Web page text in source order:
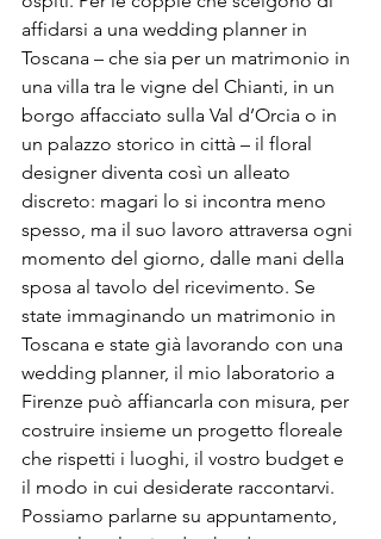
affidarsi a una wedding planner in
Toscana – che sia per un matrimonio in
una villa tra le vigne del Chianti, in un
borgo affacciato sulla Val d’Orcia o in
un palazzo storico in città – il floral
designer diventa così un alleato
discreto: magari lo si incontra meno
spesso, ma il suo lavoro attraversa ogni
momento del giorno, dalle mani della
sposa al tavolo del ricevimento. Se
state immaginando un matrimonio in
Toscana e state già lavorando con una
wedding planner, il mio laboratorio a
Firenze può affiancarla con misura, per
costruire insieme un progetto floreale
che rispetti i luoghi, il vostro budget e
il modo in cui desiderate raccontarvi.
Possiamo parlarne su appuntamento,